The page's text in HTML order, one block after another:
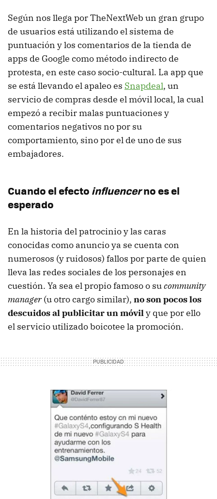
Según nos llega por TheNextWeb un gran grupo
de usuarios está utilizando el sistema de
puntuación y los comentarios de la tienda de
apps de Google como método indirecto de
protesta, en este caso socio-cultural. La app que
se está llevando el apaleo es Snapdeal, un
servicio de compras desde el móvil local, la cual
empezó a recibir malas puntuaciones y
comentarios negativos no por su
comportamiento, sino por el de uno de sus
embajadores.
Cuando el efectoinfluencerno es el
esperado
En la historia del patrocinio y las caras
conocidas como anuncio ya se cuenta con
numerosos (y ruidosos) fallos por parte de quien
lleva las redes sociales de los personajes en
cuestión. Ya sea el propio famoso o sucommunity
manager(u otro cargo similar), no son pocos los
descuidos al publicitar un móvily que por ello
el servicio utilizado boicotee la promoción.